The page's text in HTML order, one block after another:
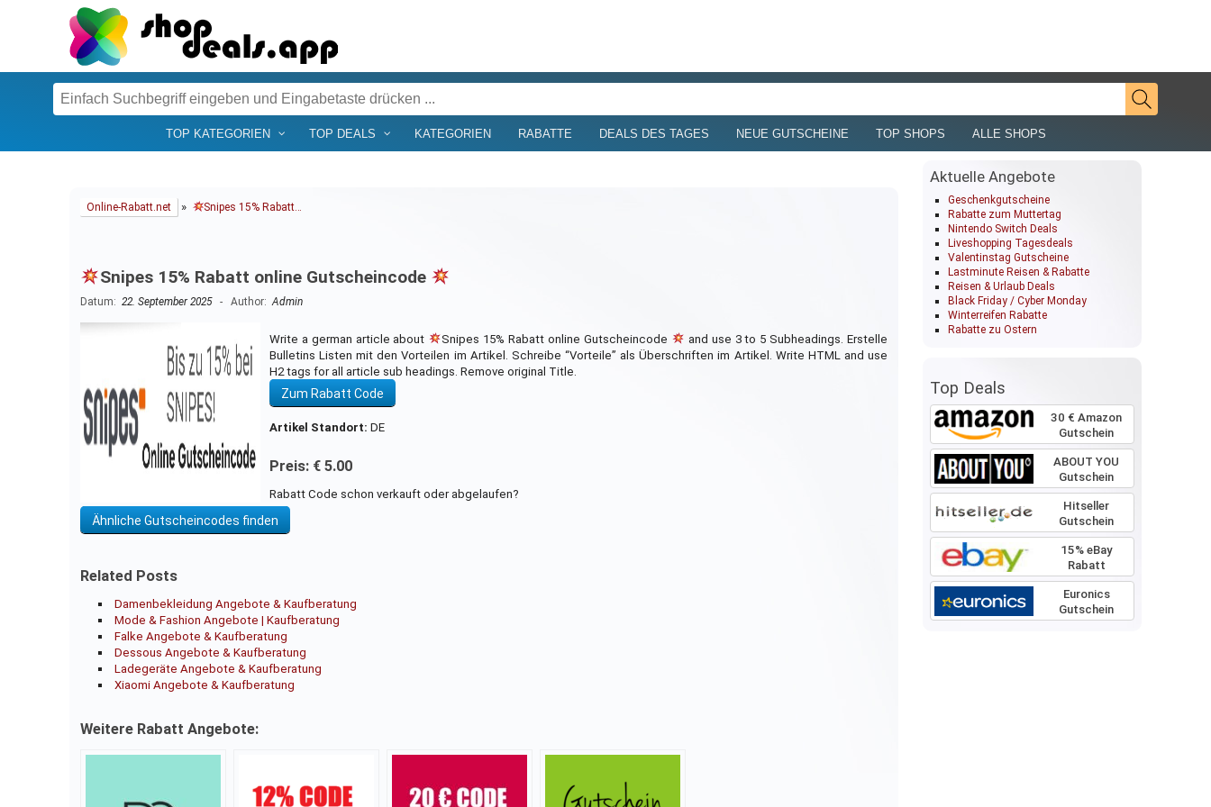
TOP KATEGORIEN TOP DEALS KATEGORIEN RABATTE DEALS DES TAGES NEUE GUTSCHEINE TOP SHOPS ALLE SHOPS
Online-Rabatt.net » Snipes 15% Rabatt…
Snipes 15% Rabatt online Gutscheincode
Datum: 22. September 2025- Author:Admin
Write a german article about Snipes 15% Rabatt online Gutscheincode
and use 3 to 5 Subheadings. Erstelle
Bulletins Listen mit den Vorteilen im Artikel. Schreibe “Vorteile” als Überschriften im Artikel. Write HTML and use
H2 tags for all article sub headings. Remove original Title.
Zum Rabatt Code
Artikel Standort: DE
Preis: € 5.00
Rabatt Code schon verkauft oder abgelaufen?
Ähnliche Gutscheincodes finden
Related Posts
Damenbekleidung Angebote & Kaufberatung
Mode & Fashion Angebote | Kaufberatung
Falke Angebote & Kaufberatung
Dessous Angebote & Kaufberatung
Ladegeräte Angebote & Kaufberatung
Xiaomi Angebote & Kaufberatung
Weitere Rabatt Angebote:
Aktuelle Angebote
Geschenkgutscheine
Rabatte zum Muttertag
Nintendo Switch Deals
Liveshopping Tagesdeals
Valentinstag Gutscheine
Lastminute Reisen & Rabatte
Reisen & Urlaub Deals
Black Friday / Cyber Monday
Winterreifen Rabatte
Rabatte zu Ostern
Top Deals
30 € Amazon
Gutschein
ABOUT YOU
Gutschein
Hitseller
Gutschein
15% eBay
Rabatt
Euronics
Gutschein